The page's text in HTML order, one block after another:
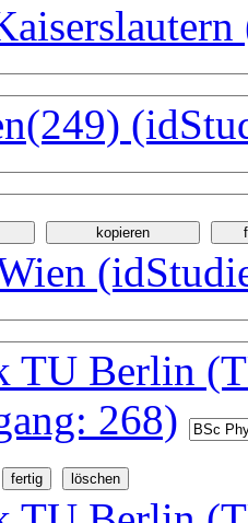
TU Berlin
268)